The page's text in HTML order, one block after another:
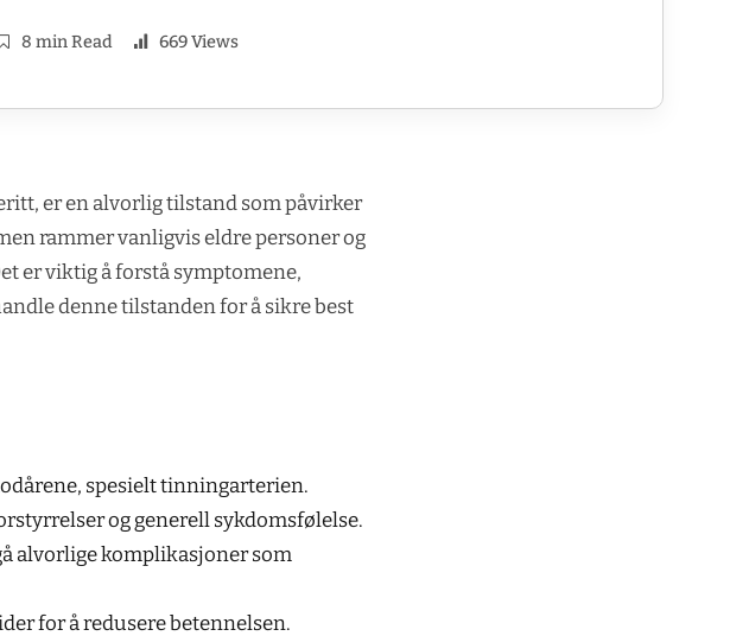
8 min Read 669 Views
er en alvorlig tilstand som påvirker
rammer vanligvis eldre personer og
er viktig å forstå symptomene,
denne tilstanden for å sikre best
spesielt tinningarterien.
og generell sykdomsfølelse.
alvorlige komplikasjoner som
for å redusere betennelsen.